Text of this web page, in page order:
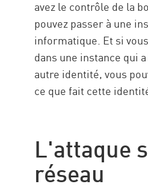
avez le contrôle de la
pouvez passer à une
informatique. Et si
dans une instance qui
autre identité, vous
ce que fait cette
L'attaque
réseau